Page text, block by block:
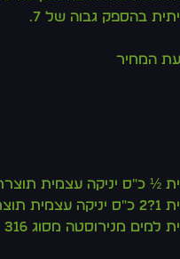
בהספק גבוה של 7.
המחיר
½ כ"ס יניקה עצמית
משאבה חיצונית 1?2 כ"ס יניקה
מנירוסטה מסוג 316 בהספק